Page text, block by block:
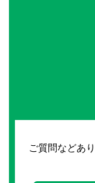
ご質問などあ